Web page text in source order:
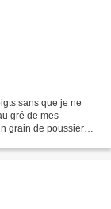
sans que je ne
gré de mes
grain de poussière